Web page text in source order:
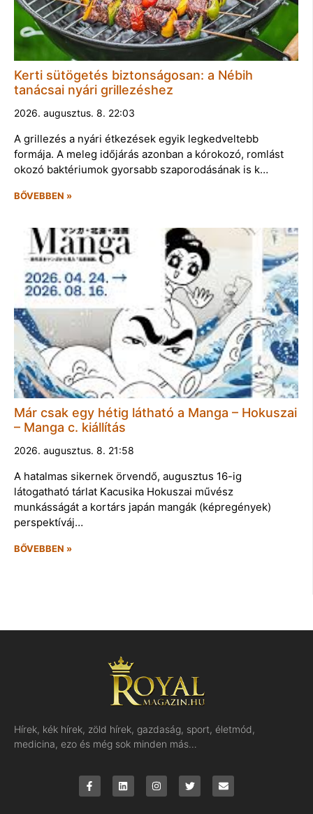
Kerti sütögetés biztonságosan: a Nébih
tanácsai nyári grillezéshez
2026. augusztus. 8. 22:03
A grillezés a nyári étkezések egyik legkedveltebb
formája. A meleg időjárás azonban a kórokozó, romlást
okozó baktériumok gyorsabb szaporodásának is k…
BŐVEBBEN »
Már csak egy hétig látható a Manga – Hokuszai
– Manga c. kiállítás
2026. augusztus. 8. 21:58
A hatalmas sikernek örvendő, augusztus 16-ig
látogatható tárlat Kacusika Hokuszai művész
munkásságát a kortárs japán mangák (képregények)
perspektíváj…
BŐVEBBEN »
Hírek, kék hírek, zöld hírek, gazdaság, sport, életmód,
medicina, ezo és még sok minden más…